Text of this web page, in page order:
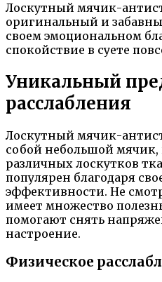
Лоскутный мячик-
оригинальный и
своем эмоциональном
спокойствие в суете
Уникальный
расслабления
Лоскутный мячик-
собой небольшой мячик,
различных лоскутков
популярен благодаря
эффективности. Не
имеет множество
помогают снять
настроение.
Физическое